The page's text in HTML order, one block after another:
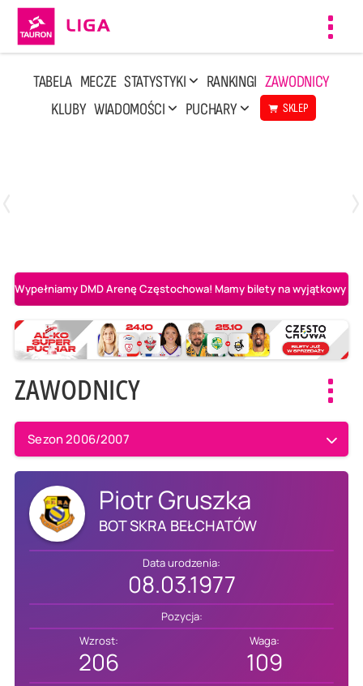
TABELA MECZE STATYSTYKI RANKINGI ZAWODNICY
KLUBY WIADOMOŚCI PUCHARY SKLEP
Wypełniamy DMD Arenę Częstochowa! Mamy bilety na wyjątkowy
ZAWODNICY
Sezon 2006/2007
Piotr Gruszka
BOT SKRA BEŁCHATÓW
Data urodzenia:
08.03.1977
Pozycja:
Wzrost:
206
Waga:
109